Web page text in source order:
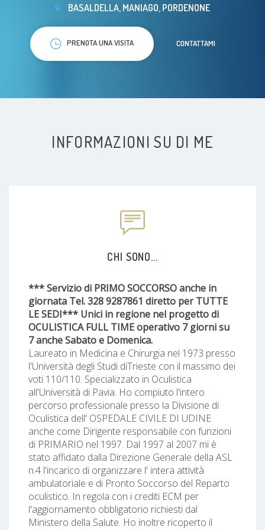
BASALDELLA, MANIAGO, PORDENONE
PRENOTA UNA VISITA CONTATTAMI
INFORMAZIONI SU DI ME
CHI SONO...
*** Servizio di PRIMO SOCCORSO anche in
giornata Tel. 328 9287861 diretto per TUTTE
LE SEDI*** Unici in regione nel progetto di
OCULISTICA FULL TIME operativo 7 giorni su
7 anche Sabato e Domenica.
Laureato in Medicina e Chirurgia nel 1973 presso
l'Università degli Studi diTrieste con il massimo dei
voti 110/110. Specializzato in Oculistica
all'Università di Pavia. Ho compiuto l'intero
percorso professionale presso la Divisione di
Oculistica dell' OSPEDALE CIVILE DI UDINE
anche come Dirigente responsabile con funzioni
di PRIMARIO nel 1997. Dal 1997 al 2007 mi è
stato affidato dalla Direzione Generale della ASL
n.4 l'incarico di organizzare l' intera attività
ambulatoriale e di Pronto Soccorso del Reparto
oculistico. In regola con i crediti ECM per
l'aggiornamento obbligatorio richiesti dal
Ministero della Salute. Ho inoltre ricoperto il